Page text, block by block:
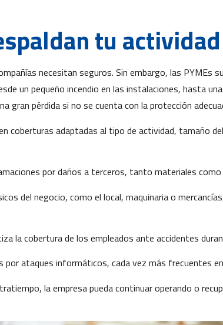
tu
necesitan seguros. Sin embargo, las PYMEs
un pequeño incendio en las instalaciones, hasta
gran pérdida si no se cuenta con la protección
coberturas adaptadas al tipo de actividad, tamaño
por daños a terceros, tanto materiales como
del negocio, como el local, maquinaria o
la cobertura de los empleados ante accidentes
por ataques informáticos, cada vez más frecuentes
la empresa pueda continuar operando o